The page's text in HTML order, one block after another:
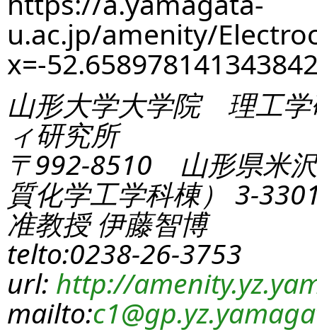
u.ac.jp/amenity/
x=-
山形大学大学院 理工学
ィ研究所
〒992-8510 山形県米
質化学工学科棟） 3-
准教授 伊藤智博
telto:0238-26-3753
url: http://
mailto:c1